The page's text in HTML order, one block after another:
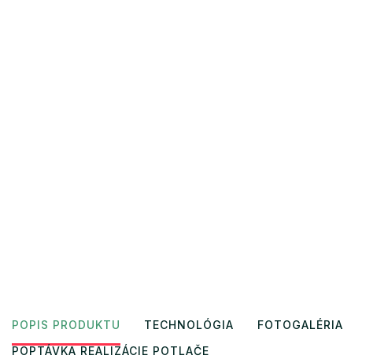
POPIS PRODUKTU TECHNOLÓGIA FOTOGALÉRIA
POPTÁVKA REALIZÁCIE POTLAČE